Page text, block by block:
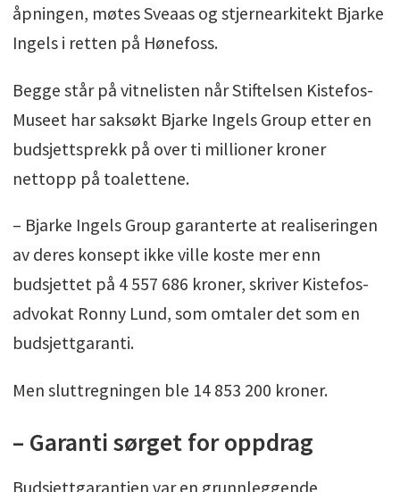
åpningen, møtes Sveaas og stjernearkitekt Bjarke
Ingels i retten på Hønefoss.
Begge står på vitnelisten når Stiftelsen Kistefos-
Museet har saksøkt Bjarke Ingels Group etter en
budsjettsprekk på over ti millioner kroner
nettopp på toalettene.
– Bjarke Ingels Group garanterte at realiseringen
av deres konsept ikke ville koste mer enn
budsjettet på 4 557 686 kroner, skriver Kistefos-
advokat Ronny Lund, som omtaler det som en
budsjettgaranti.
Men sluttregningen ble 14 853 200 kroner.
– Garanti sørget for oppdrag
Budsjettgarantien var en grunnleggende